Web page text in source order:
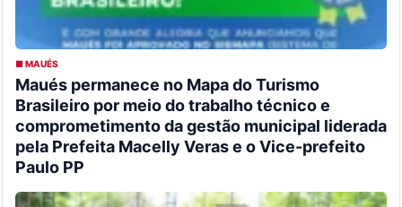
■ MAUÉS
Maués permanece no Mapa do Turismo
Brasileiro por meio do trabalho técnico e
comprometimento da gestão municipal liderada
pela Prefeita Macelly Veras e o Vice-prefeito
Paulo PP